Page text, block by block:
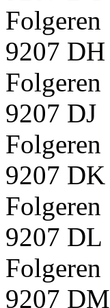
Folgeren
9207 DH
Folgeren
9207 DJ
Folgeren
9207 DK
Folgeren
9207 DL
Folgeren
9207 DM